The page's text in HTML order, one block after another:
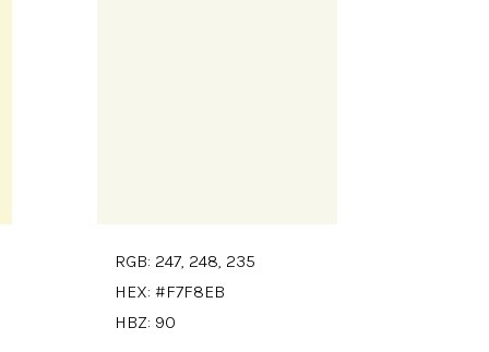
RGB: 247, 248, 235
HEX: #F7F8EB
HBZ: 90